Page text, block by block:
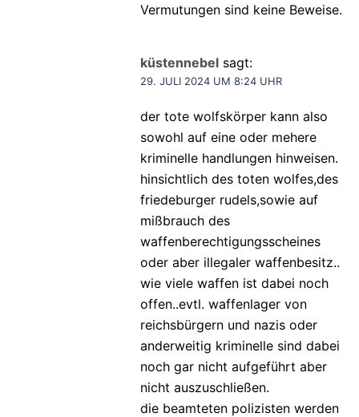
Vermutungen sind keine Beweise.
küstennebel sagt:
29. JULI 2024 UM 8:24 UHR
der tote wolfskörper kann also
sowohl auf eine oder mehere
kriminelle handlungen hinweisen.
hinsichtlich des toten wolfes,des
friedeburger rudels,sowie auf
mißbrauch des
waffenberechtigungsscheines
oder aber illegaler waffenbesitz..
wie viele waffen ist dabei noch
offen..evtl. waffenlager von
reichsbürgern und nazis oder
anderweitig kriminelle sind dabei
noch gar nicht aufgeführt aber
nicht auszuschließen.
die beamteten polizisten werden